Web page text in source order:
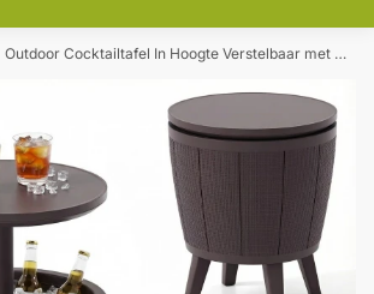
Outdoor Cocktailtafel In Hoogte Verstelbaar met Drankkoeler Voorzien van Opklapbaar Deksel en Afvoerklep Weerbestendige Bijzettafel